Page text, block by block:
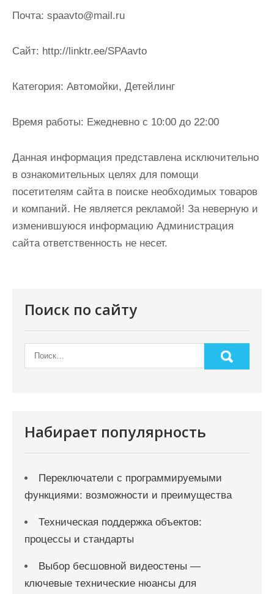
Почта: spaavto@mail.ru
Cайт: http://linktr.ee/SPAavto
Категория: Автомойки, Детейлинг
Время работы: Ежедневно с 10:00 до 22:00
Данная информация представлена исключительно
в ознакомительных целях для помощи
посетителям сайта в поиске необходимых товаров
и компаний. Не является рекламой! За неверную и
изменившуюся информацию Администрация
сайта ответственность не несет.
Поиск по сайту
Набирает популярность
Переключатели с программируемыми
функциями: возможности и преимущества
Техническая поддержка объектов:
процессы и стандарты
Выбор бесшовной видеостены —
ключевые технические нюансы для